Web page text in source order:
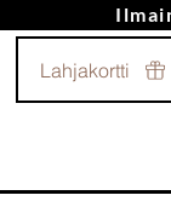
Lahjakortti